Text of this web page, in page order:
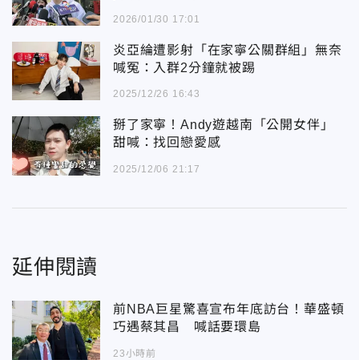
2026/01/30 17:01
炎亞綸遭影射「在家寧公關群組」無奈
喊冤：入群2分鐘就被踢
2025/12/26 16:43
掰了家寧！Andy遊越南「公開女伴」
甜喊：找回戀愛感
2025/12/06 21:17
延伸閱讀
前NBA巨星驚喜宣布年底訪台！華盛頓
巧遇蔡其昌 喊話要環島
23小時前